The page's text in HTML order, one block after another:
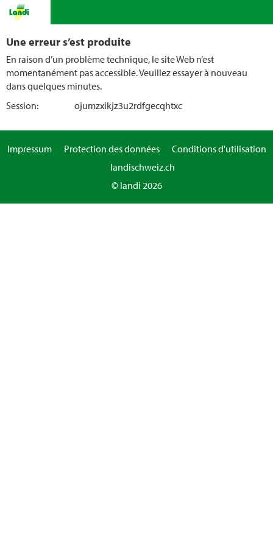
Une erreur s’est produite
En raison d’un problème technique, le site Web n’est
momentanément pas accessible. Veuillez essayer à nouveau
dans quelques minutes.
Session:
ojumzxikjz3u2rdfgecqhtxc
Impressum Protection des données
Conditions d'utilisation
landischweiz.ch
© landi 2026